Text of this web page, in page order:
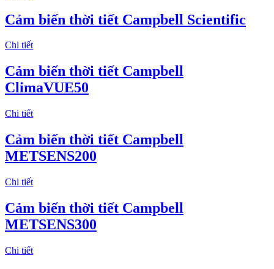
Cảm biến thời tiết Campbell Scientific
Chi tiết
Cảm biến thời tiết Campbell
ClimaVUE50
Chi tiết
Cảm biến thời tiết Campbell
METSENS200
Chi tiết
Cảm biến thời tiết Campbell
METSENS300
Chi tiết